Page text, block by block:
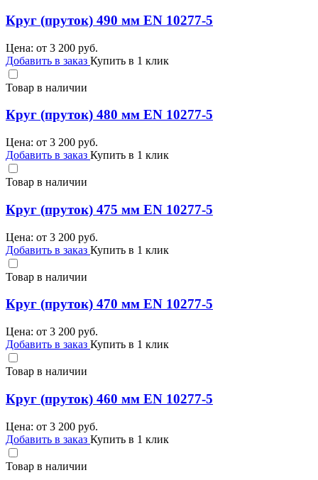
Круг (пруток) 490 мм EN 10277-5
Цена: от 3 200 руб.
Добавить в заказ Купить в 1 клик
Товар в наличии
Круг (пруток) 480 мм EN 10277-5
Цена: от 3 200 руб.
Добавить в заказ Купить в 1 клик
Товар в наличии
Круг (пруток) 475 мм EN 10277-5
Цена: от 3 200 руб.
Добавить в заказ Купить в 1 клик
Товар в наличии
Круг (пруток) 470 мм EN 10277-5
Цена: от 3 200 руб.
Добавить в заказ Купить в 1 клик
Товар в наличии
Круг (пруток) 460 мм EN 10277-5
Цена: от 3 200 руб.
Добавить в заказ Купить в 1 клик
Товар в наличии